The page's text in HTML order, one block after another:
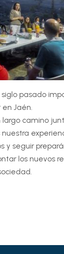
pasado
Jaén.
largo camino
y seguir
los nuevos